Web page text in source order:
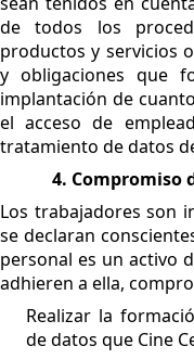
de todos los
productos y servicios
y obligaciones que
implantación de
el acceso de
tratamiento de datos
4. Compromiso
Los trabajadores son
se declaran
personal es un activo
adhieren a ella,
Realizar la
de datos que Cine